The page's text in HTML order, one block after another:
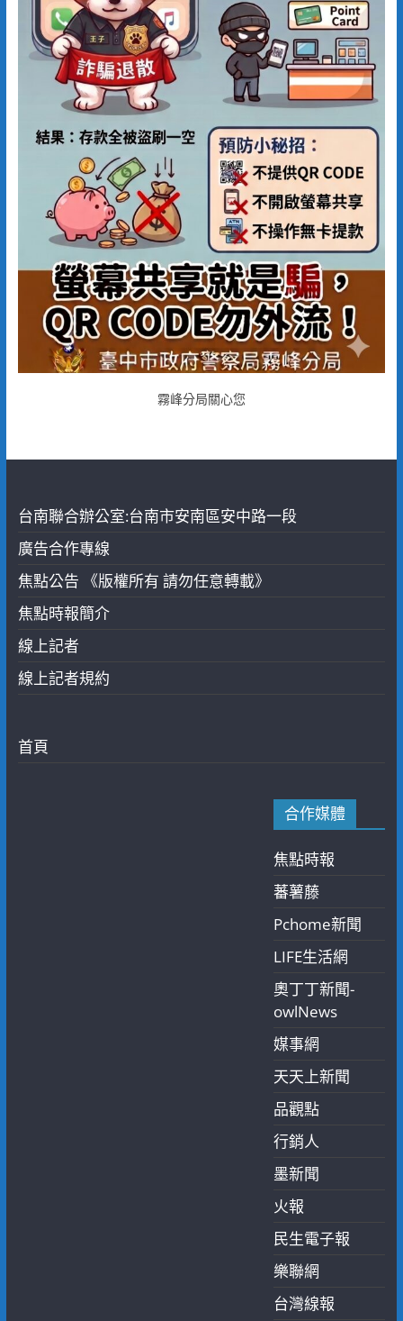
霧峰分局關心您
台南聯合辦公室:台南市安南區安中路一段
廣告合作專線
焦點公告 《版權所有 請勿任意轉載》
焦點時報簡介
線上記者
線上記者規約
首頁
合作媒體
焦點時報
蕃薯藤
Pchome新聞
LIFE生活網
奧丁丁新聞-
owlNews
媒事網
天天上新聞
品觀點
行銷人
墨新聞
火報
民生電子報
樂聯網
台灣線報